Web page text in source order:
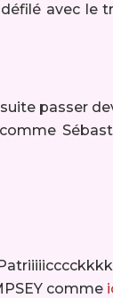
avec le
passer
comme